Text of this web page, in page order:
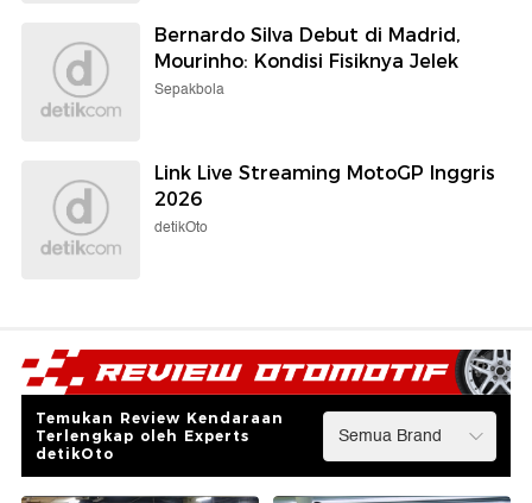
Bernardo Silva Debut di Madrid,
Mourinho: Kondisi Fisiknya Jelek
Sepakbola
Link Live Streaming MotoGP Inggris
2026
detikOto
Temukan Review Kendaraan
Terlengkap oleh Experts
detikOto